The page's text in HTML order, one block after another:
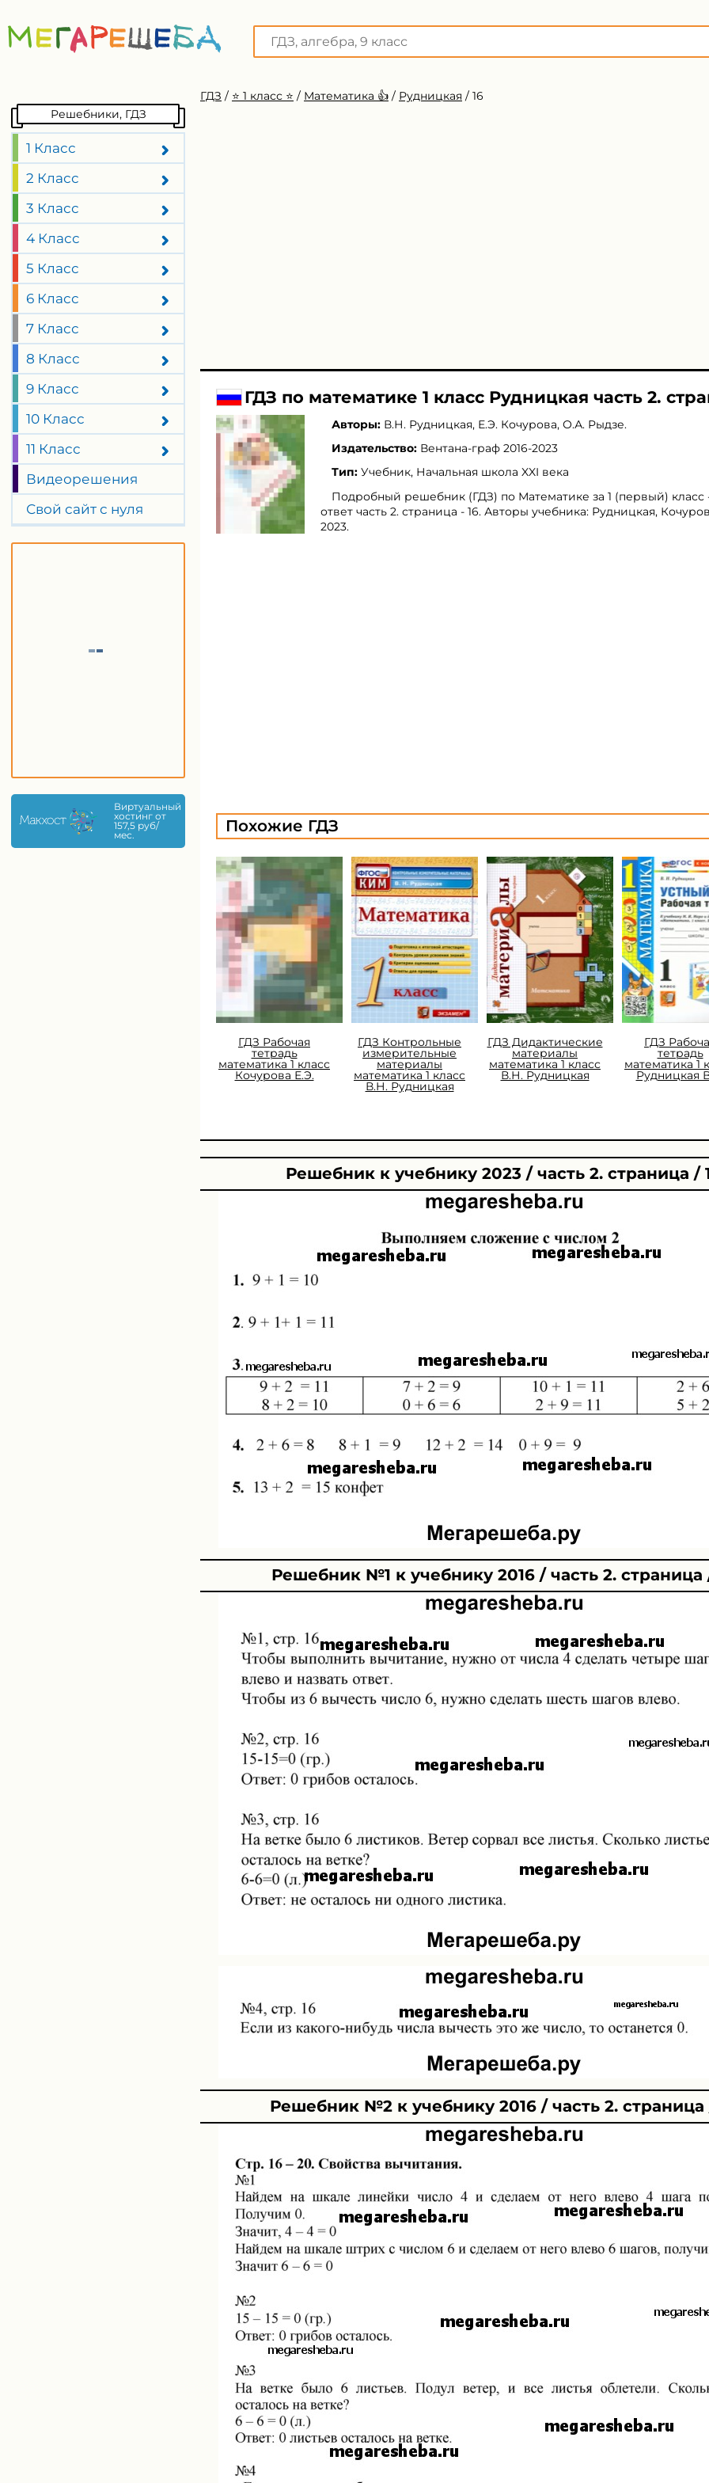
Решебники, ГДЗ
1 Класс
2 Класс
3 Класс
4 Класс
5 Класс
6 Класс
7 Класс
8 Класс
9 Класс
10 Класс
11 Класс
Видеорешения
Свой сайт с нуля
Виртуальный
хостинг от
157,5 руб/
мес.
ГДЗ / ⭐️ 1 класс ⭐️ / Математика 👍 / Рудницкая / 16
ГДЗ по математике 1 класс Рудницкая часть 2.
Авторы: В.Н. Рудницкая, Е.Э. Кочурова, О.А. Рыдзе.
Издательство: Вентана-граф 2016-2023
Тип: Учебник, Начальная школа XXI века
Подробный решебник (ГДЗ) по Математике за 1 (первый) класс
ответ часть 2. страница - 16. Авторы учебника: Рудницкая,
2023.
Похожие ГДЗ
ГДЗ Рабочая
тетрадь
математика 1 класс
Кочурова Е.Э.
ГДЗ Контрольные
измерительные
материалы
математика 1 класс
В.Н. Рудницкая
ГДЗ Дидактические
материалы
математика 1 класс
В.Н. Рудницкая
ГДЗ
тетрадь
математика 1
Рудницкая
Решебник к учебнику 2023 / часть 2. страница /
Решебник №1 к учебнику 2016 / часть 2. страница
Решебник №2 к учебнику 2016 / часть 2. страница